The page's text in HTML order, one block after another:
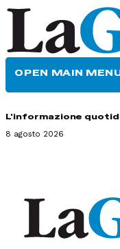
OPEN MAIN
L'informazione
8 agosto 2026